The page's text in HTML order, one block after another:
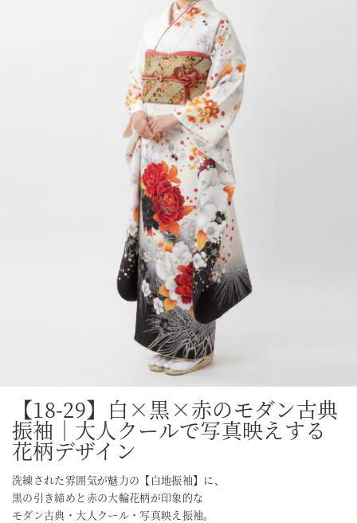
【18-29】白×黒×赤のモダン古典
振袖｜大人クールで写真映えする
花柄デザイン
洗練された雰囲気が魅力の【白地振袖】に、
黒の引き締めと赤の大輪花柄が印象的な
モダン古典・大人クール・写真映え振袖。